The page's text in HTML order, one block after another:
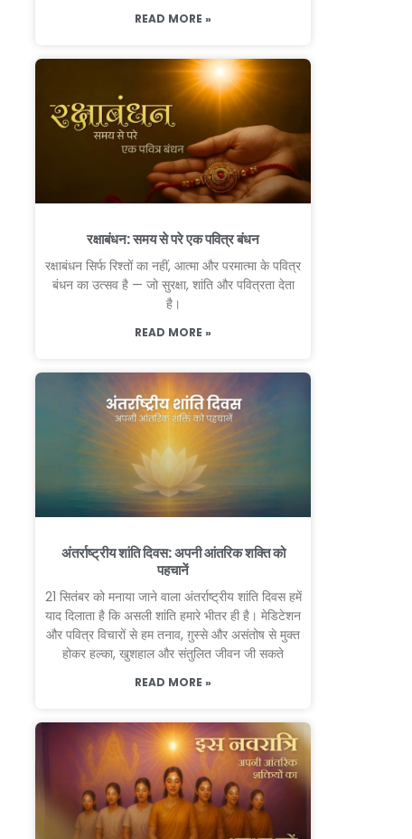
READ MORE »
रक्षाबंधन: समय से परे एक पवित्र बंधन
रक्षाबंधन सिर्फ रिश्तों का नहीं, आत्मा और परमात्मा के पवित्र
बंधन का उत्सव है — जो सुरक्षा, शांति और पवित्रता देता
है।
READ MORE »
अंतर्राष्ट्रीय शांति दिवस: अपनी आंतरिक शक्ति को
पहचानें
21 सितंबर को मनाया जाने वाला अंतर्राष्ट्रीय शांति दिवस हमें
याद दिलाता है कि असली शांति हमारे भीतर ही है। मेडिटेशन
और पवित्र विचारों से हम तनाव, ग़ुस्से और असंतोष से मुक्त
होकर हल्का, खुशहाल और संतुलित जीवन जी सकते
READ MORE »